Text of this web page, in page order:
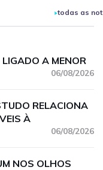
todas as
A MENOR
06/08/2026
RELACIONA
À
06/08/2026
NOS OLHOS